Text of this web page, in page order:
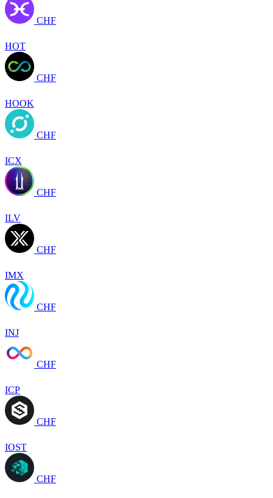
CHF
HOT
CHF
HOOK
CHF
ICX
CHF
ILV
CHF
IMX
CHF
INJ
CHF
ICP
CHF
IOST
CHF